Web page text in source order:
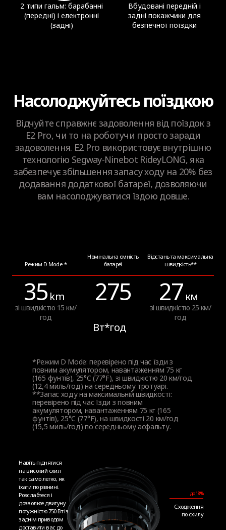
2 типи гальм: барабанні
(передні) і електронні
(задні)
Вбудовані передній і
задні покажчики для
безпечної поїздки
Насолоджуйтесь поїздкою
Відчуйте справжнє задоволення від поїздок з
E2 Pro, чи то на роботучи просто заради
задоволення. E2 Pro використовує внутрішню
технологію Segway-Ninebot RideyLONG, яка
забезпечує збільшення запасу ходу на 20% без
додавання додаткової батареї, дозволяючи
вам насолоджуватися їздою довше.
Режим D Mode *
Номінальна ємність
батареї
Відстань та максимальна
швидкість**
35km
зі швидкістю 15 км/
год
275
Вт*год
27км
зі швидкістю 25 км/
год
*Режим D Mode: перевірено під час їзди з
повним акумулятором, навантаженням 75 кг
(165 фунтів), 25°C (77°F), зі швидкістю 20 км/год
(12,4 миль/год) на середньому тротуарі.
**Запас ходу на максимальній швидкості:
перевірено під час їзди з повним
акумулятором, навантаженням 75 кг (165
фунтів), 25°C (77°F), на швидкості 20 км/год
(15,5 миль/год) по середньому асфальту.
до 18%
Сходження
по схилу
Навіть піднятися
на високий схил
так само легко, як
їхати по рівнині.
Розслабтеся і
дозвольте двигуну
потужністю 750 Вт із
заднім приводом
доставити вас до
Акумулятор
Так
Час підзарядки
Приблизно 5 годин
Кут підійому
До 18%
Вихідна потужність
Максимальна потужність
750 Вт
Колісний привід
Задньопривідний
TCS Система контролю тяги
Так